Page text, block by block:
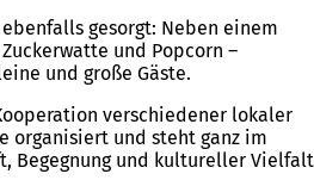
gesorgt: Neben einem
und Popcorn –
und große Gäste.
verschiedener lokaler
organisiert und steht ganz im
Begegnung und kultureller Vielfalt